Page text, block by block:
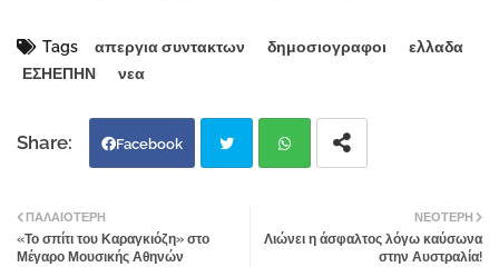
Tags απεργια συντακτων δημοσιογραφοι
ελλαδα
ΕΣΗΕΠΗΝ
νεα
Facebook
atsa
ΝΕΌΤΕΡΗ
Λιώνει η άσφαλτος λόγω καύσωνα
στην Αυστραλία!
ΠΑΛΑΙΌΤΕΡΗ
«Το σπίτι του Καραγκιόζη» στο
Μέγαρο Μουσικής Αθηνών